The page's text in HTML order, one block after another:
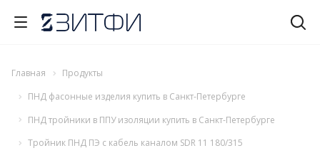
Главная
Продукты
ПНД фасонные изделия купить в Санкт-Петербурге
ПНД тройники в ППУ изоляции купить в Санкт-Петербурге
Тройник ПНД ПЭ с кабель каналом SDR 11 180/315